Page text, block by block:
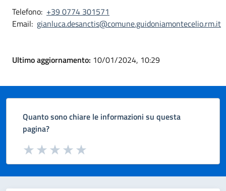
Telefono: +39 0774 301571
Email: gianluca.desanctis@comune.guidoniamontecelio.rm.it
Ultimo aggiornamento: 10/01/2024, 10:29
Quanto sono chiare le informazioni su questa
pagina?
Valuta da 1 a 5 stelle la pagina
Valuta 5 stelle su 5
Valuta 4 stelle su 5
Valuta 3 stelle su 5
Valuta 2 stelle su 5
Valuta 1 stelle su 5